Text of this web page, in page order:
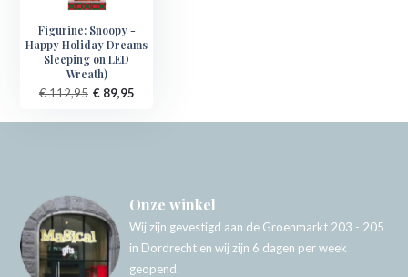
Figurine: Snoopy -
Happy Holiday Dreams
Sleeping on LED
Wreath)
€ 112,95 € 89,95
Onze winkel
Wij zijn gevestigd aan de Groenmarkt 203 - 205
in Dordrecht en wij zijn 6 dagen per week
geopend.